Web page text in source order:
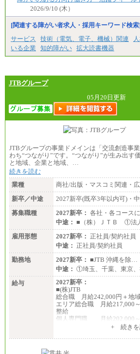
2026/9/10 (木）
[関連する障がい者求人・採用キーワード検
サービス
技術（電気、電子、機械）関連
いる企業
知的障がい 拡大読書機器
JTBグループ
05月20日更新
JTBグループの事業ドメインは「交流創造事
わち“つながり”です。“つながり”が生み出す
と地域、企業と地域、…
続きを読む
業種
商社/出版・マスコミ関連・
新卒／中途
2027新卒(既卒3年以内可)・
募集職種
2027新卒： 各社・各コース
中途： ■（株）ＪＴＢ ①法
雇用形態
2027新卒： 正社員/契約社員
中途： 正社員/契約社員
勤務地
2027新卒： ■JTB 沖縄を除…
中途： ①埼玉、千葉、東京
給与
2027新卒：
■(株)JTB
総合職 月給242,000円＋地
エリア総合職 月給217,000
整給
個人専門職 月給202,000～
+ 続きを